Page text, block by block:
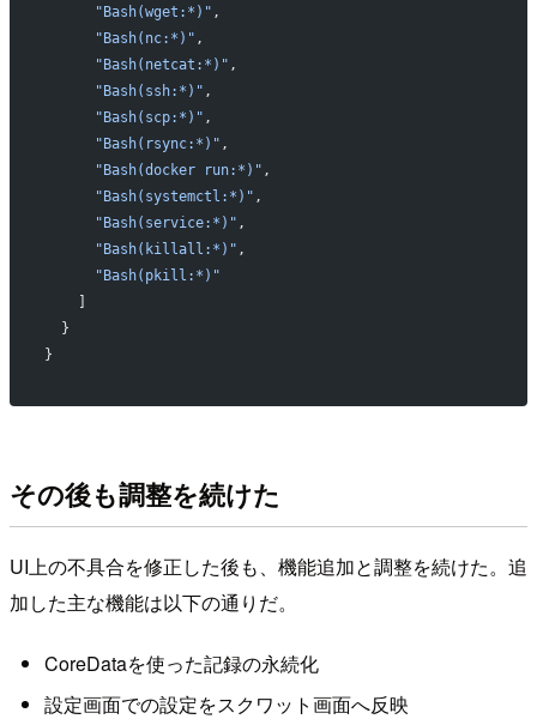
      "Bash(wget:*)"
,
      "Bash(nc:*)"
,
      "Bash(netcat:*)"
,
      "Bash(ssh:*)"
,
      "Bash(scp:*)"
,
      "Bash(rsync:*)"
,
      "Bash(docker run:*)"
,
      "Bash(systemctl:*)"
,
      "Bash(service:*)"
,
      "Bash(killall:*)"
,
      "Bash(pkill:*)"
  }
}
その後も調整を続けた
UI上の不具合を修正した後も、機能追加と調整を続けた。追
加した主な機能は以下の通りだ。
CoreDataを使った記録の永続化
設定画面での設定をスクワット画面へ反映